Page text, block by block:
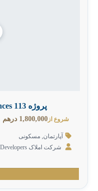
پروژه 113 Residences در الصفوح دبی
شروع از 1,800,000 درهم
آپارتمان,مسکونی
شرکت املاک Iman Developers‎ (ایمان)